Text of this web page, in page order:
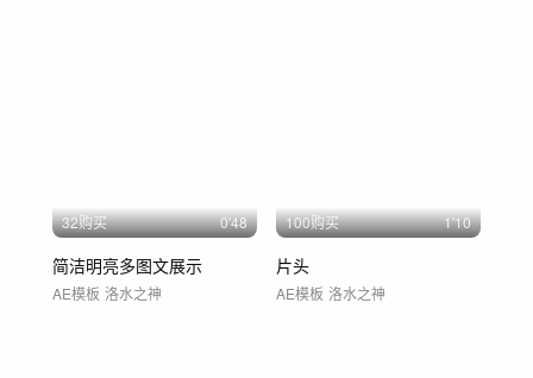
32购买 0'48
简洁明亮多图文展示
AE模板 洛水之神
100购买 1'10
片头
AE模板 洛水之神